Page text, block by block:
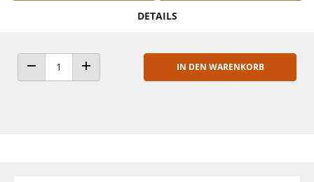
DETAILS
ANZAHL VERRINGERNANZAHL ERHÖHEN
IN DEN WARENKORB